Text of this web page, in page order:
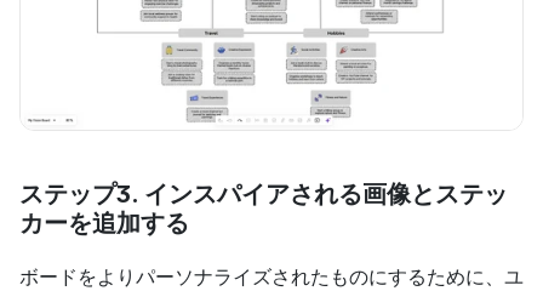
ステップ3. インスパイアされる画像とステッ
カーを追加する
ボードをよりパーソナライズされたものにするために、ユ